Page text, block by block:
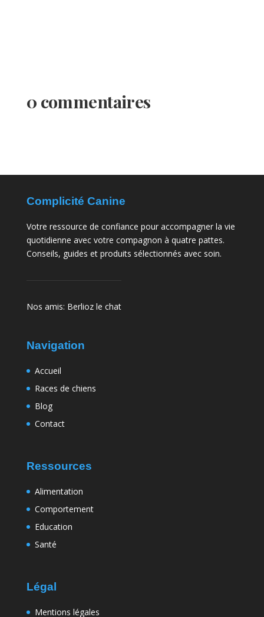
0 commentaires
Complicité Canine
Votre ressource de confiance pour accompagner la vie
quotidienne avec votre compagnon à quatre pattes.
Conseils, guides et produits sélectionnés avec soin.
Nos amis: Berlioz le chat
Navigation
Accueil
Races de chiens
Blog
Contact
Ressources
Alimentation
Comportement
Education
Santé
Légal
Mentions légales